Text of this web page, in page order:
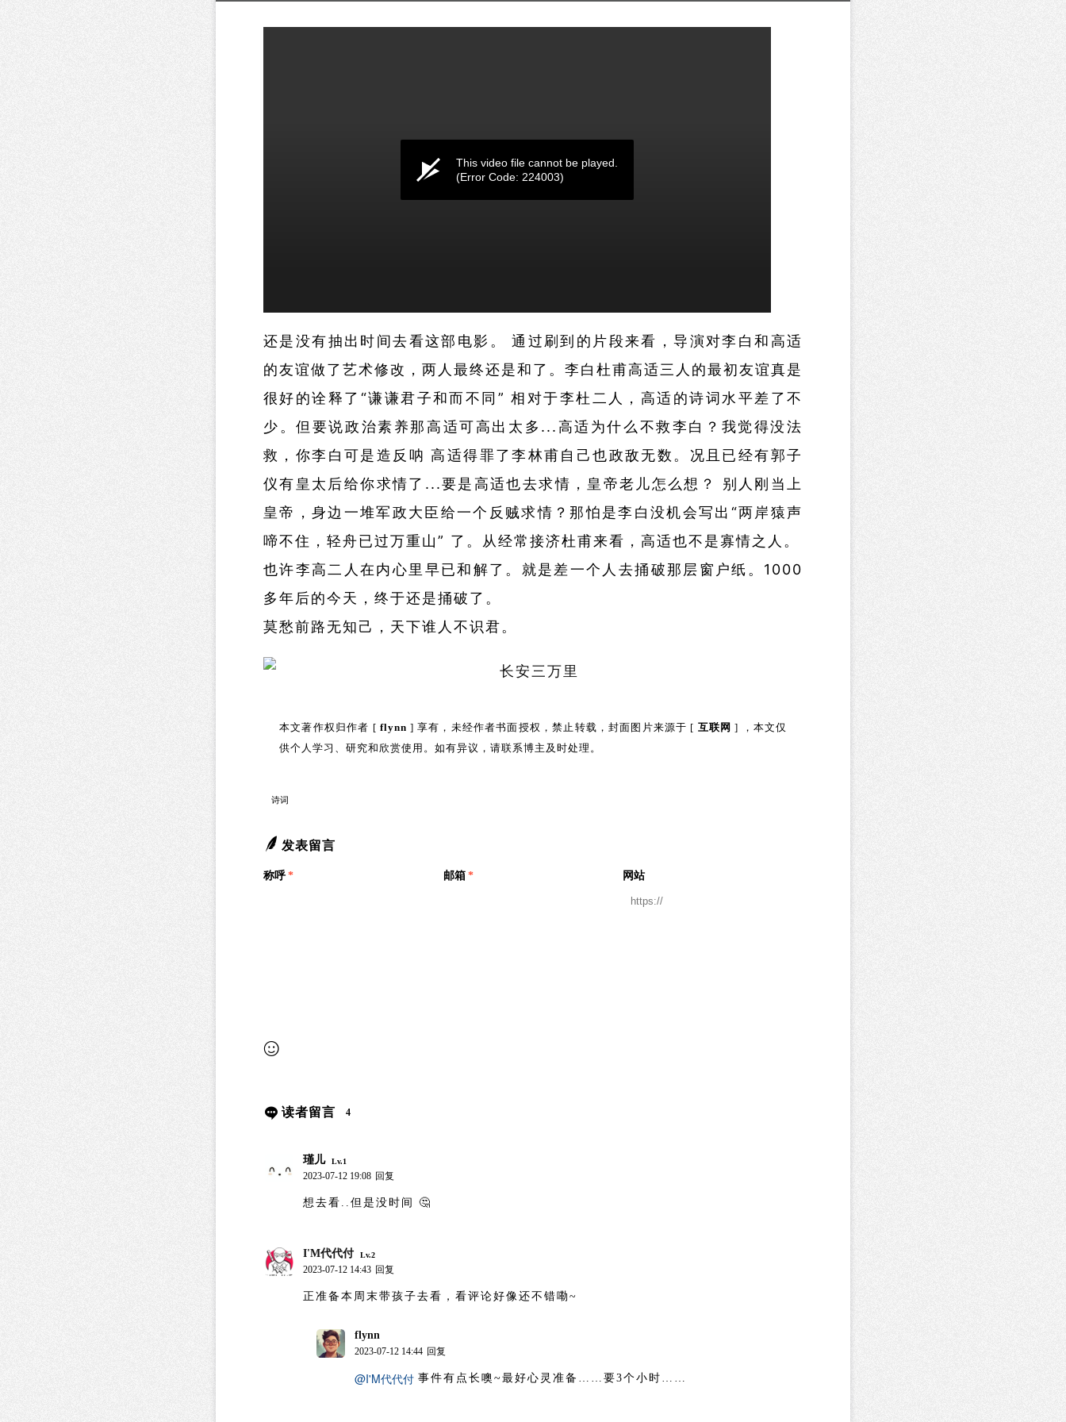
This video file cannot be played.
(Error Code: 224003)
还是没有抽出时间去看这部电影。 通过刷到的片段来看，导演对李白和高适
的友谊做了艺术修改，两人最终还是和了。李白杜甫高适三人的最初友谊真是
很好的诠释了“谦谦君子和而不同” 相对于李杜二人，高适的诗词水平差了不
少。但要说政治素养那高适可高出太多...高适为什么不救李白？我觉得没法
救，你李白可是造反呐 高适得罪了李林甫自己也政敌无数。况且已经有郭子
仪有皇太后给你求情了...要是高适也去求情，皇帝老儿怎么想？ 别人刚当上
皇帝，身边一堆军政大臣给一个反贼求情？那怕是李白没机会写出“两岸猿声
啼不住，轻舟已过万重山” 了。从经常接济杜甫来看，高适也不是寡情之人。
也许李高二人在内心里早已和解了。就是差一个人去捅破那层窗户纸。1000
多年后的今天，终于还是捅破了。
​莫愁前路无知己，天下谁人不识君。
本文著作权归作者 [ flynn ] 享有，未经作者书面授权，禁止转载，封面图片来源于 [ 互联网 ] ，本文仅
供个人学习、研究和欣赏使用。如有异议，请联系博主及时处理。
诗词
发表留言
称呼 * 邮箱 * 网站
读者留言 4
瑾儿 Lv.1
2023-07-12 19:08 回复
想去看..但是没时间 🤔
I'M代代付 Lv.2
2023-07-12 14:43 回复
正准备本周末带孩子去看，看评论好像还不错嘞~
flynn
2023-07-12 14:44 回复
@I'M代代付 事件有点长噢~最好心灵准备……要3个小时……